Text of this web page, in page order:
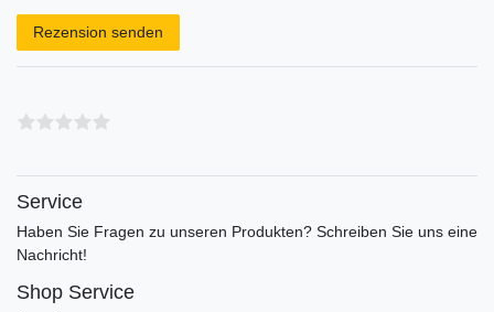
Rezension senden
Service
Haben Sie Fragen zu unseren Produkten? Schreiben Sie uns eine
Nachricht!
Shop Service